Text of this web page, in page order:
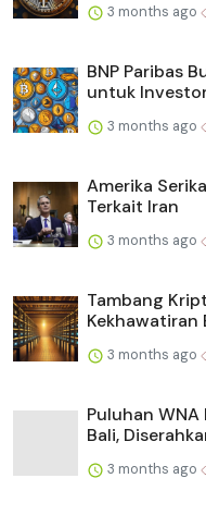
3 months ago
BNP Paribas
untuk Investor
3 months ago
Amerika
Terkait Iran
3 months ago
Tambang
Kekhawatiran
3 months ago
Puluhan
Bali,
3 months ago